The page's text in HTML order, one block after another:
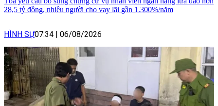
28,5 tỷ đồng, nhiều người cho vay lãi gần 1.300%/năm
HÌNH SỰ07:34 06/08/2026